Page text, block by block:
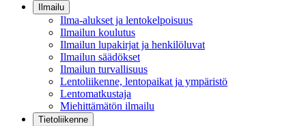
Ilmailu
Ilma-alukset ja lentokelpoisuus
Ilmailun koulutus
Ilmailun lupakirjat ja henkilöluvat
Ilmailun säädökset
Ilmailun turvallisuus
Lentoliikenne, lentopaikat ja ympäristö
Lentomatkustaja
Miehittämätön ilmailu
Tietoliikenne